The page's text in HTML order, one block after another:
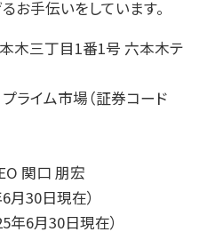
お手伝いをしています。
木三丁目1番1号 六本木テ
ライム市場（証券コード
関口 朋宏
月30日現在）
年6月30日現在）